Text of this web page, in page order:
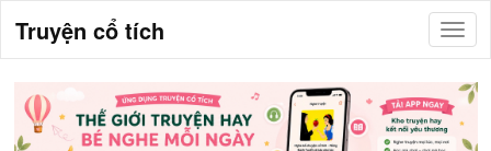
Truyện cổ tích